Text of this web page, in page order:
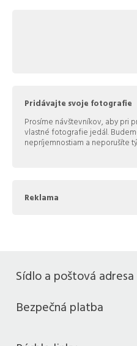
Pridávajte svoje fotografie
Prosíme návštevníkov, aby pri
vlastné fotografie jedál.
nepríjemnostiam a neporušíte
Reklama
Sídlo a poštová adresa
Bezpečná platba